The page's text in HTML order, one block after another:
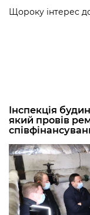
Щороку інтерес
Інспекція
який провів